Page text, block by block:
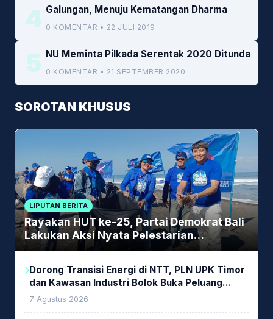
4 Galungan, Menuju Kematangan Dharma
0 KOMENTAR • 22 JULI 2019
5 NU Meminta Pilkada Serentak 2020 Ditunda
0 KOMENTAR • 21 SEPTEMBER 2020
SOROTAN KHUSUS
LIPUTAN BERITA
Rayakan HUT ke-25, Partai Demokrat Bali
Lakukan Aksi Nyata Pelestarian
Lingkungan
Dorong Transisi Energi di NTT, PLN UPK Timor
dan Kawasan Industri Bolok Buka Peluang
Investasi Woodchip untuk Cofiring PLTU Bolok
7 Agustus 2026